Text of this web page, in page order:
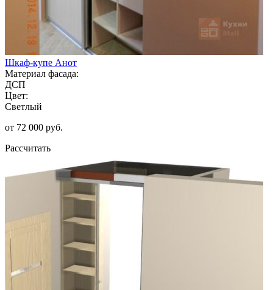
Шкаф-купе Анот
Материал фасада:
ДСП
Цвет:
Светлый
от 72 000 руб.
Рассчитать